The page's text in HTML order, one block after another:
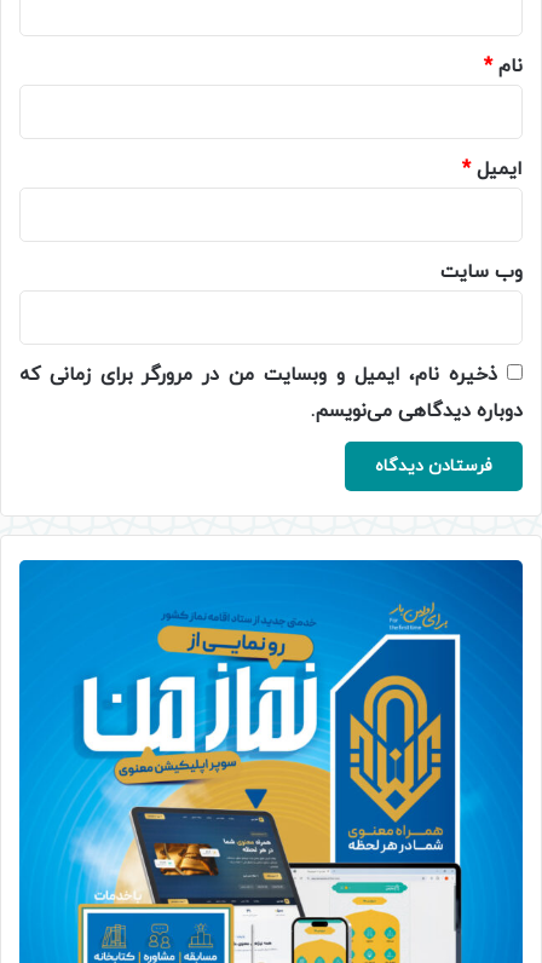
نام*
ایمیل*
وب‌ سایت
ذخیره نام، ایمیل و وبسایت من در مرورگر برای زمانی که
دوباره دیدگاهی می‌نویسم.